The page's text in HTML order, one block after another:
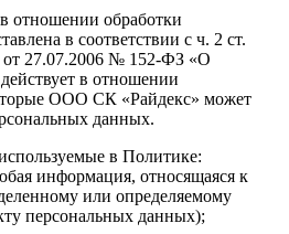
отношении обработки
в соответствии с ч. 2 ст.
от 27.07.2006 № 152-ФЗ «О
в отношении
ООО СК «Райдекс» может
данных.
в Политике:
информация, относящаяся к
или определяемому
персональных данных);